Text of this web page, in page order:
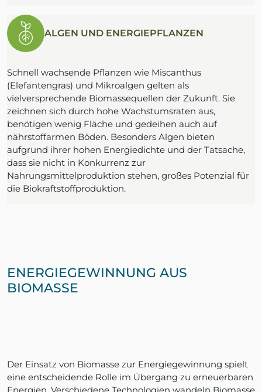
ALGEN UND ENERGIEPFLANZEN
Schnell wachsende Pflanzen wie Miscanthus
(Elefantengras) und Mikroalgen gelten als
vielversprechende Biomassequellen der Zukunft. Sie
zeichnen sich durch hohe Wachstumsraten aus,
benötigen wenig Fläche und gedeihen auch auf
nährstoffarmen Böden. Besonders Algen bieten
aufgrund ihrer hohen Energiedichte und der Tatsache,
dass sie nicht in Konkurrenz zur
Nahrungsmittelproduktion stehen, großes Potenzial für
die Biokraftstoffproduktion.
ENERGIEGEWINNUNG AUS
BIOMASSE
Der Einsatz von Biomasse zur Energiegewinnung spielt
eine entscheidende Rolle im Übergang zu erneuerbaren